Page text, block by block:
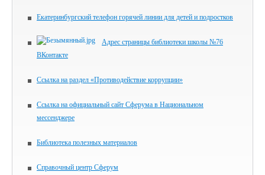
Екатеринбургский телефон горячей линии для детей и подростков
Адрес страницы библиотеки школы №76
ВКонтакте
Ссылка на раздел «Противодействие коррупции»
Ссылка на официальный сайт Сферума в Национальном
мессенджере
Библиотека полезных материалов
Справочный центр Сферум